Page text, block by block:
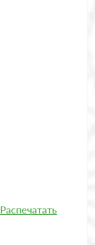
Распечатать